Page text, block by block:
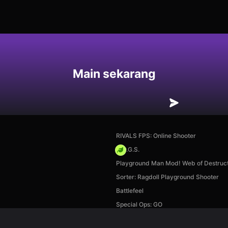
Main sekarang
RIVALS FPS: Online Shooter
H.O.G.S.
Playground Man Mod! Web of
Sorter: Ragdoll Playground Shooter
Battlefeel
Special Ops: GO